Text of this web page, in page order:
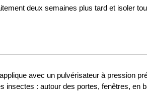
deux semaines plus tard et isoler
avec un pulvérisateur à pression
insectes : autour des portes, fenêtres, en